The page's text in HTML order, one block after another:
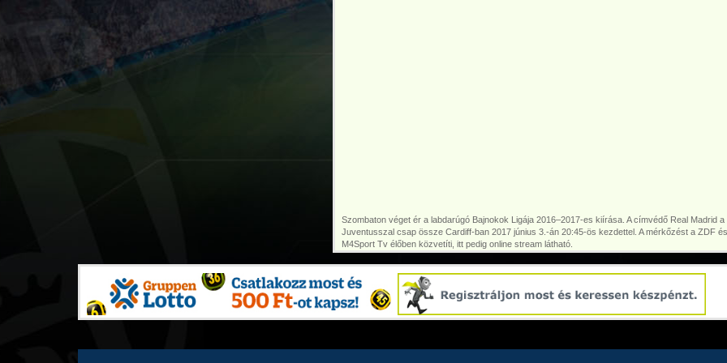
Szombaton véget ér a labdarúgó Bajnokok Ligája 2016–2017-es kiírása. A címvédő Real Madrid a
Juventusszal csap össze Cardiff-ban 2017 június 3.-án 20:45-ös kezdettel. A mérkőzést a ZDF
M4Sport Tv élőben közvetíti, itt pedig online stream látható.